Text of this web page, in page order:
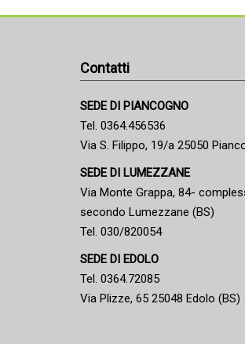
Contatti
SEDE DI PIANCOGNO
Tel. 0364.456536
Via S. Filippo, 19/a 25050
SEDE DI LUMEZZANE
Via Monte Grappa, 84-
secondo Lumezzane (BS)
Tel. 030/820054
SEDE DI EDOLO
Tel. 0364.72085
Via Plizze, 65 25048 Edolo (BS)